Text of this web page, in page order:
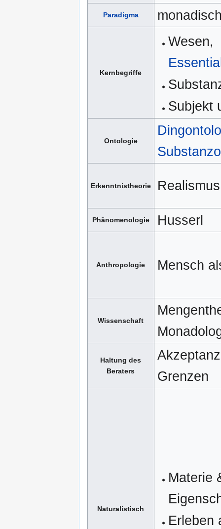
Paradigma
Kernbegriffe
Wesen,
Subjekt
Ontologie
Erkenntnistheorie Realismus
Phänomenologie Husserl
Anthropologie Mensch
Wissenschaft
Haltung des
Beraters
Grenzen
Naturalistisch
Materie
Erleben